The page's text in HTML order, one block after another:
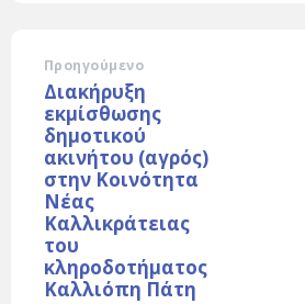
Προηγούμενο
Διακήρυξη
εκμίσθωσης
δημοτικού
ακινήτου (αγρός)
στην Κοινότητα
Νέας
Καλλικράτειας
του
κληροδοτήματος
Καλλιόπη Πάτη